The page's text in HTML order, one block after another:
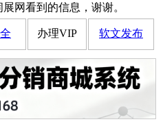
网看到的信息，谢谢。
办理VIP 软文发布